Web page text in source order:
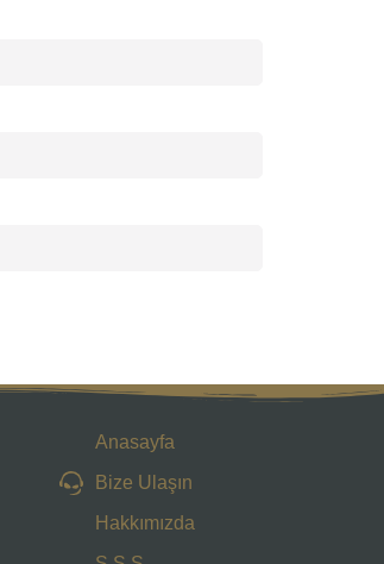
Anasayfa
Bize Ulaşın
Hakkımızda